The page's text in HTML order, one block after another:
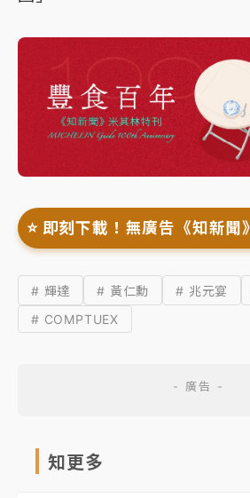
⭐️ 即刻下載！無廣告《知新聞
# 輝達 # 黃仁勳 # 兆元宴
# COMPTUEX
知更多